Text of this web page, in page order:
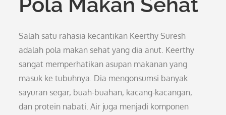
Salah satu rahasia kecantikan Keerthy Suresh
adalah pola makan sehat yang dia anut. Keerthy
sangat memperhatikan asupan makanan yang
masuk ke tubuhnya. Dia mengonsumsi banyak
sayuran segar, buah-buahan, kacang-kacangan,
dan protein nabati. Air juga menjadi komponen